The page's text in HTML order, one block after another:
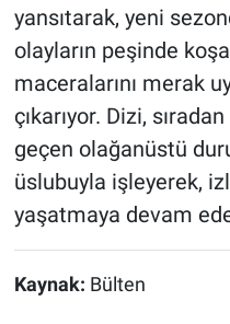
yansıtarak, yeni
olayların peşinde
maceralarını merak
çıkarıyor. Dizi,
geçen olağanüstü
üslubuyla işleyerek,
yaşatmaya devam
Kaynak: Bülten